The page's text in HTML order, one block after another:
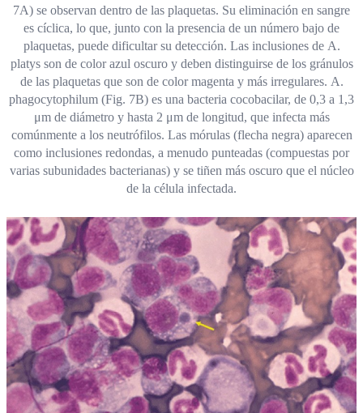
7A) se observan dentro de las plaquetas. Su eliminación en sangre
es cíclica, lo que, junto con la presencia de un número bajo de
plaquetas, puede dificultar su detección. Las inclusiones de A.
platys son de color azul oscuro y deben distinguirse de los gránulos
de las plaquetas que son de color magenta y más irregulares. A.
phagocytophilum (Fig. 7B) es una bacteria cocobacilar, de 0,3 a 1,3
μm de diámetro y hasta 2 μm de longitud, que infecta más
comúnmente a los neutrófilos. Las mórulas (flecha negra) aparecen
como inclusiones redondas, a menudo punteadas (compuestas por
varias subunidades bacterianas) y se tiñen más oscuro que el núcleo
de la célula infectada.